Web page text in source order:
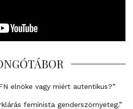
elnöke vagy miért autentikus?”
feminista genderszörnyeteg.”